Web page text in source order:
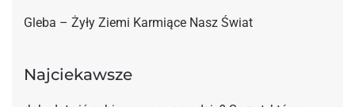
Gleba – Żyły Ziemi Karmiące Nasz Świat
Najciekawsze